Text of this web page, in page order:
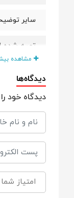
سایر
تهیه شده
دارای
ضد
مشاهده
دیدگاه‌ها
دیدگاه خود